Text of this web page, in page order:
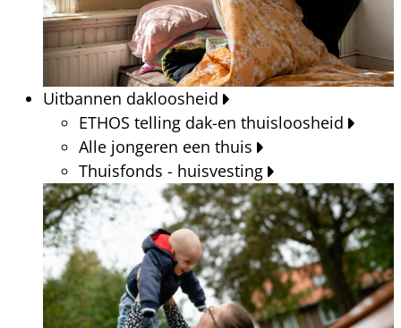
Uitbannen dakloosheid
ETHOS telling dak-en thuisloosheid
Alle jongeren een thuis
Thuisfonds - huisvesting